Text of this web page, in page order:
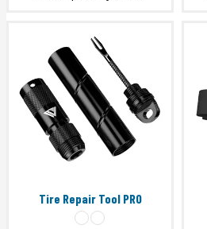
Tire Repair Tool PRO